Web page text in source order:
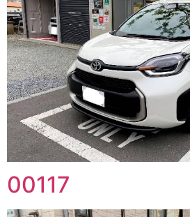
00117